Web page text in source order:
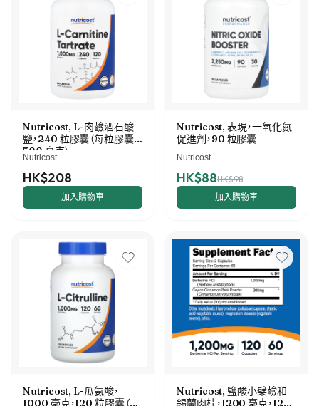
Nutricost, L-肉鹼酒石酸
鹽，240 粒膠囊（每粒膠囊
500 毫克）
Nutricost
HK$208
加入購物車
Nutricost, 表現，一氧化氮
促進劑，90 粒膠囊
Nutricost
HK$88HK$98
加入購物車
Nutricost, L-瓜氨酸，
1000 毫克，120 粒膠囊（每
Nutricost, 鹽酸小檗鹼和
錫蘭肉桂，1200 毫克，120